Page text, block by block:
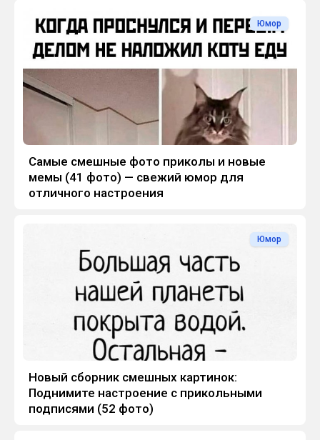
Юмор
Самые смешные фото приколы и новые
мемы (41 фото) — свежий юмор для
отличного настроения
Юмор
Новый сборник смешных картинок:
Поднимите настроение с прикольными
подписями (52 фото)